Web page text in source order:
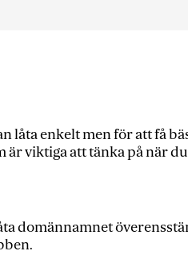
enkelt men för att få
är viktiga att tänka på när
domännamnet